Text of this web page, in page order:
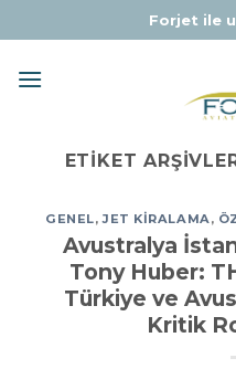
to
content
Forjet ile
ETIKET
GENEL,JET KIRALAMA,
Avustralya
Tony Huber:
Türkiye ve
Kritik